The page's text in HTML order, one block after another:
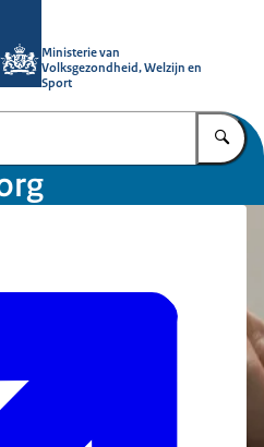
Ministerie van
Volksgezondheid, Welzijn en
Sport